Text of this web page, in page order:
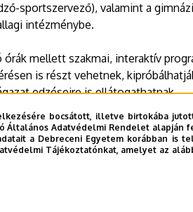
sportszervező), valamint a
intézménybe.
mellett szakmai, interaktív
is részt vehetnek,
edzéseire is ellátogathatnak.
jelentkezniezen a linkenlehet.
bocsátott, illetve birtokába
Általános Adatvédelmi Rendelet
a Debreceni Egyetem korábban
Tájékoztatónkat, amelyet az